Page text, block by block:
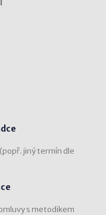
jiný termín dle
s metodikem